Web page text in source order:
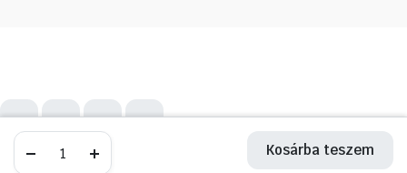
Teherbírású
Kosárba teszem
Teherbírású
Kosárba teszem